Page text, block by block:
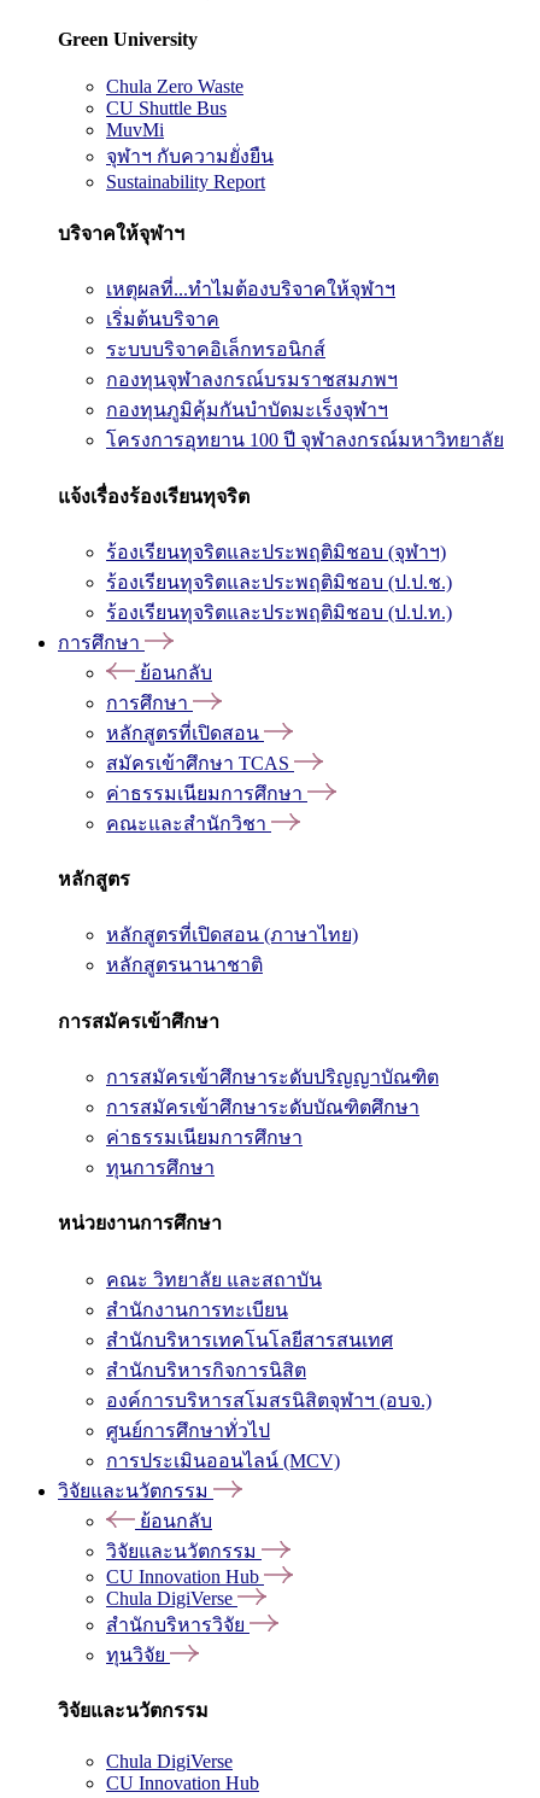
Green University
Chula Zero Waste
CU Shuttle Bus
MuvMi
จุฬาฯ กับความยั่งยืน
Sustainability Report
บริจาคให้จุฬาฯ
เหตุผลที่...ทำไมต้องบริจาคให้จุฬาฯ
เริ่มต้นบริจาค
ระบบบริจาคอิเล็กทรอนิกส์
กองทุนจุฬาลงกรณ์บรมราชสมภพฯ
กองทุนภูมิคุ้มกันบำบัดมะเร็งจุฬาฯ
โครงการอุทยาน 100 ปี จุฬาลงกรณ์มหาวิทยาลัย
แจ้งเรื่องร้องเรียนทุจริต
ร้องเรียนทุจริตและประพฤติมิชอบ (จุฬาฯ)
ร้องเรียนทุจริตและประพฤติมิชอบ (ป.ป.ช.)
ร้องเรียนทุจริตและประพฤติมิชอบ (ป.ป.ท.)
การศึกษา
ย้อนกลับ
การศึกษา
หลักสูตรที่เปิดสอน
สมัครเข้าศึกษา TCAS
ค่าธรรมเนียมการศึกษา
คณะและสำนักวิชา
หลักสูตร
หลักสูตรที่เปิดสอน (ภาษาไทย)
หลักสูตรนานาชาติ
การสมัครเข้าศึกษา
การสมัครเข้าศึกษาระดับปริญญาบัณฑิต
การสมัครเข้าศึกษาระดับบัณฑิตศึกษา
ค่าธรรมเนียมการศึกษา
ทุนการศึกษา
หน่วยงานการศึกษา
คณะ วิทยาลัย และสถาบัน
สำนักงานการทะเบียน
สำนักบริหารเทคโนโลยีสารสนเทศ
สำนักบริหารกิจการนิสิต
องค์การบริหารสโมสรนิสิตจุฬาฯ (อบจ.)
ศูนย์การศึกษาทั่วไป
การประเมินออนไลน์ (MCV)
วิจัยและนวัตกรรม
ย้อนกลับ
วิจัยและนวัตกรรม
CU Innovation Hub
Chula DigiVerse
สำนักบริหารวิจัย
ทุนวิจัย
วิจัยและนวัตกรรม
Chula DigiVerse
CU Innovation Hub